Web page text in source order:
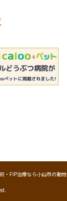
・FIP治療なら小山市の動物